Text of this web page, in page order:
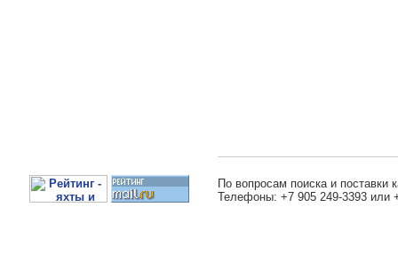
По вопросам поиска и поставки
Телефоны: +7 905 249-3393 или